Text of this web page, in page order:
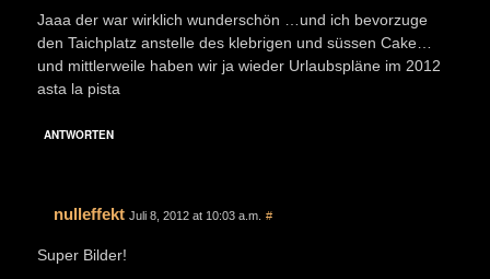
Jaaa der war wirklich wunderschön …und ich bevorzuge
den Taichplatz anstelle des klebrigen und süssen Cake…
und mittlerweile haben wir ja wieder Urlaubspläne im 2012
asta la pista
ANTWORTEN
nulleffekt Juli 8, 2012 at 10:03 a.m. #
Super Bilder!